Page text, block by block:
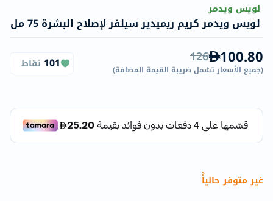
لويس ويدمر
لويس ويدمر كريم ريميدير سيلفر لإصلاح البشرة 75 مل
100.80
126
(جميع الأسعار تشمل ضريبة القيمة المضافة)
101 نقاط
غير متوفر حالياًً